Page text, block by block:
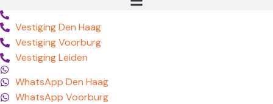
Vestiging Den Haag
Vestiging Voorburg
Vestiging Leiden
WhatsApp Den Haag
WhatsApp Voorburg